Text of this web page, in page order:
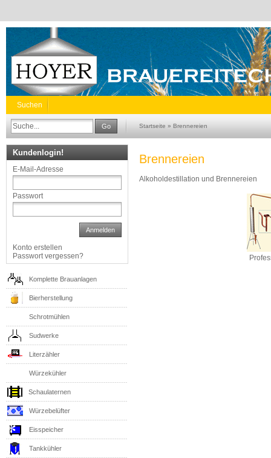
Suchen
Go Startseite » Brennereien
Brennereien
Alkoholdestillation und Brennereien
Kundenlogin!
E-Mail-Adresse
Passwort
Anmelden
Konto erstellen
Passwort vergessen?
Komplette Brauanlagen
Bierherstellung
Schrotmühlen
Sudwerke
Literzähler
Würzekühler
Schaulaternen
Würzebelüfter
Eisspeicher
Tankkühler